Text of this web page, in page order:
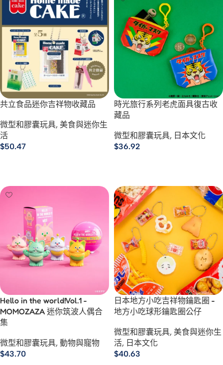
共立食品迷你吉祥物收藏品
微型和膠囊玩具, 美食與迷你生
活
$50.47
時光旅行系列老虎面具復古收
藏品
微型和膠囊玩具, 日本文化
$36.92
Hello in the world!Vol.1 -
MOMOZAZA 迷你筑波人偶合
集
微型和膠囊玩具, 動物與寵物
$43.70
日本地方小吃吉祥物鑰匙圈 -
地方小吃球形鑰匙圈公仔
微型和膠囊玩具, 美食與迷你生
活, 日本文化
$40.63